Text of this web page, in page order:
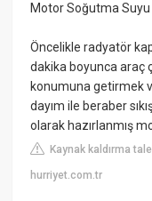
Motor Soğutma Suyu
Öncelikle radyatör
dakika boyunca araç
konumuna getirmek
dayım ile beraber
olarak hazırlanmış
Kaynak kaldırma
hurriyet.com.tr